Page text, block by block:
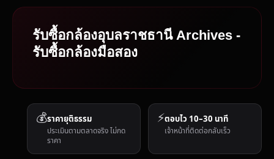
รับซื้อกล้องอุบลราชธานี Archives -
รับซื้อกล้องมือสอง
💰ราคายุติธรรม
ประเมินตามตลาดจริง ไม่กด
ราคา
⚡ตอบไว 10–30 นาที
เจ้าหน้าที่ติดต่อกลับเร็ว